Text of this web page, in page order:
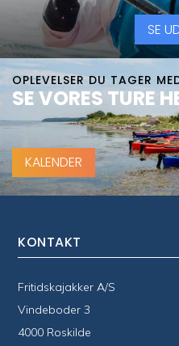
SE
OPLEVELSER DU TAGER
SE VORES TURE
KALENDER
KONTAKT
Fritidskajakker A/S
Vindeboder 3
4000 Roskilde